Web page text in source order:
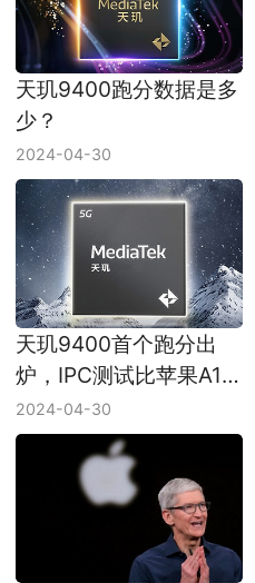
天玑9400跑分数据是多
少？
2024-04-30
天玑9400首个跑分出
炉，IPC测试比苹果A17
Pro还牛？
2024-04-30